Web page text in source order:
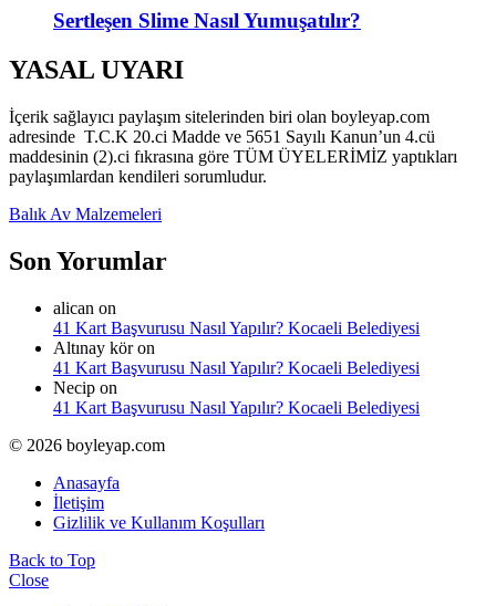
Sertleşen Slime Nasıl Yumuşatılır?
YASAL UYARI
İçerik sağlayıcı paylaşım sitelerinden biri olan boyleyap.com
adresinde T.C.K 20.ci Madde ve 5651 Sayılı Kanun’un 4.cü
maddesinin (2).ci fıkrasına göre TÜM ÜYELERİMİZ yaptıkları
paylaşımlardan kendileri sorumludur.
Balık Av Malzemeleri
Son Yorumlar
alican on
41 Kart Başvurusu Nasıl Yapılır? Kocaeli Belediyesi
Altınay köron
41 Kart Başvurusu Nasıl Yapılır? Kocaeli Belediyesi
Necip on
41 Kart Başvurusu Nasıl Yapılır? Kocaeli Belediyesi
© 2026 boyleyap.com
Anasayfa
İletişim
Gizlilik ve Kullanım Koşulları
Back to Top
Close